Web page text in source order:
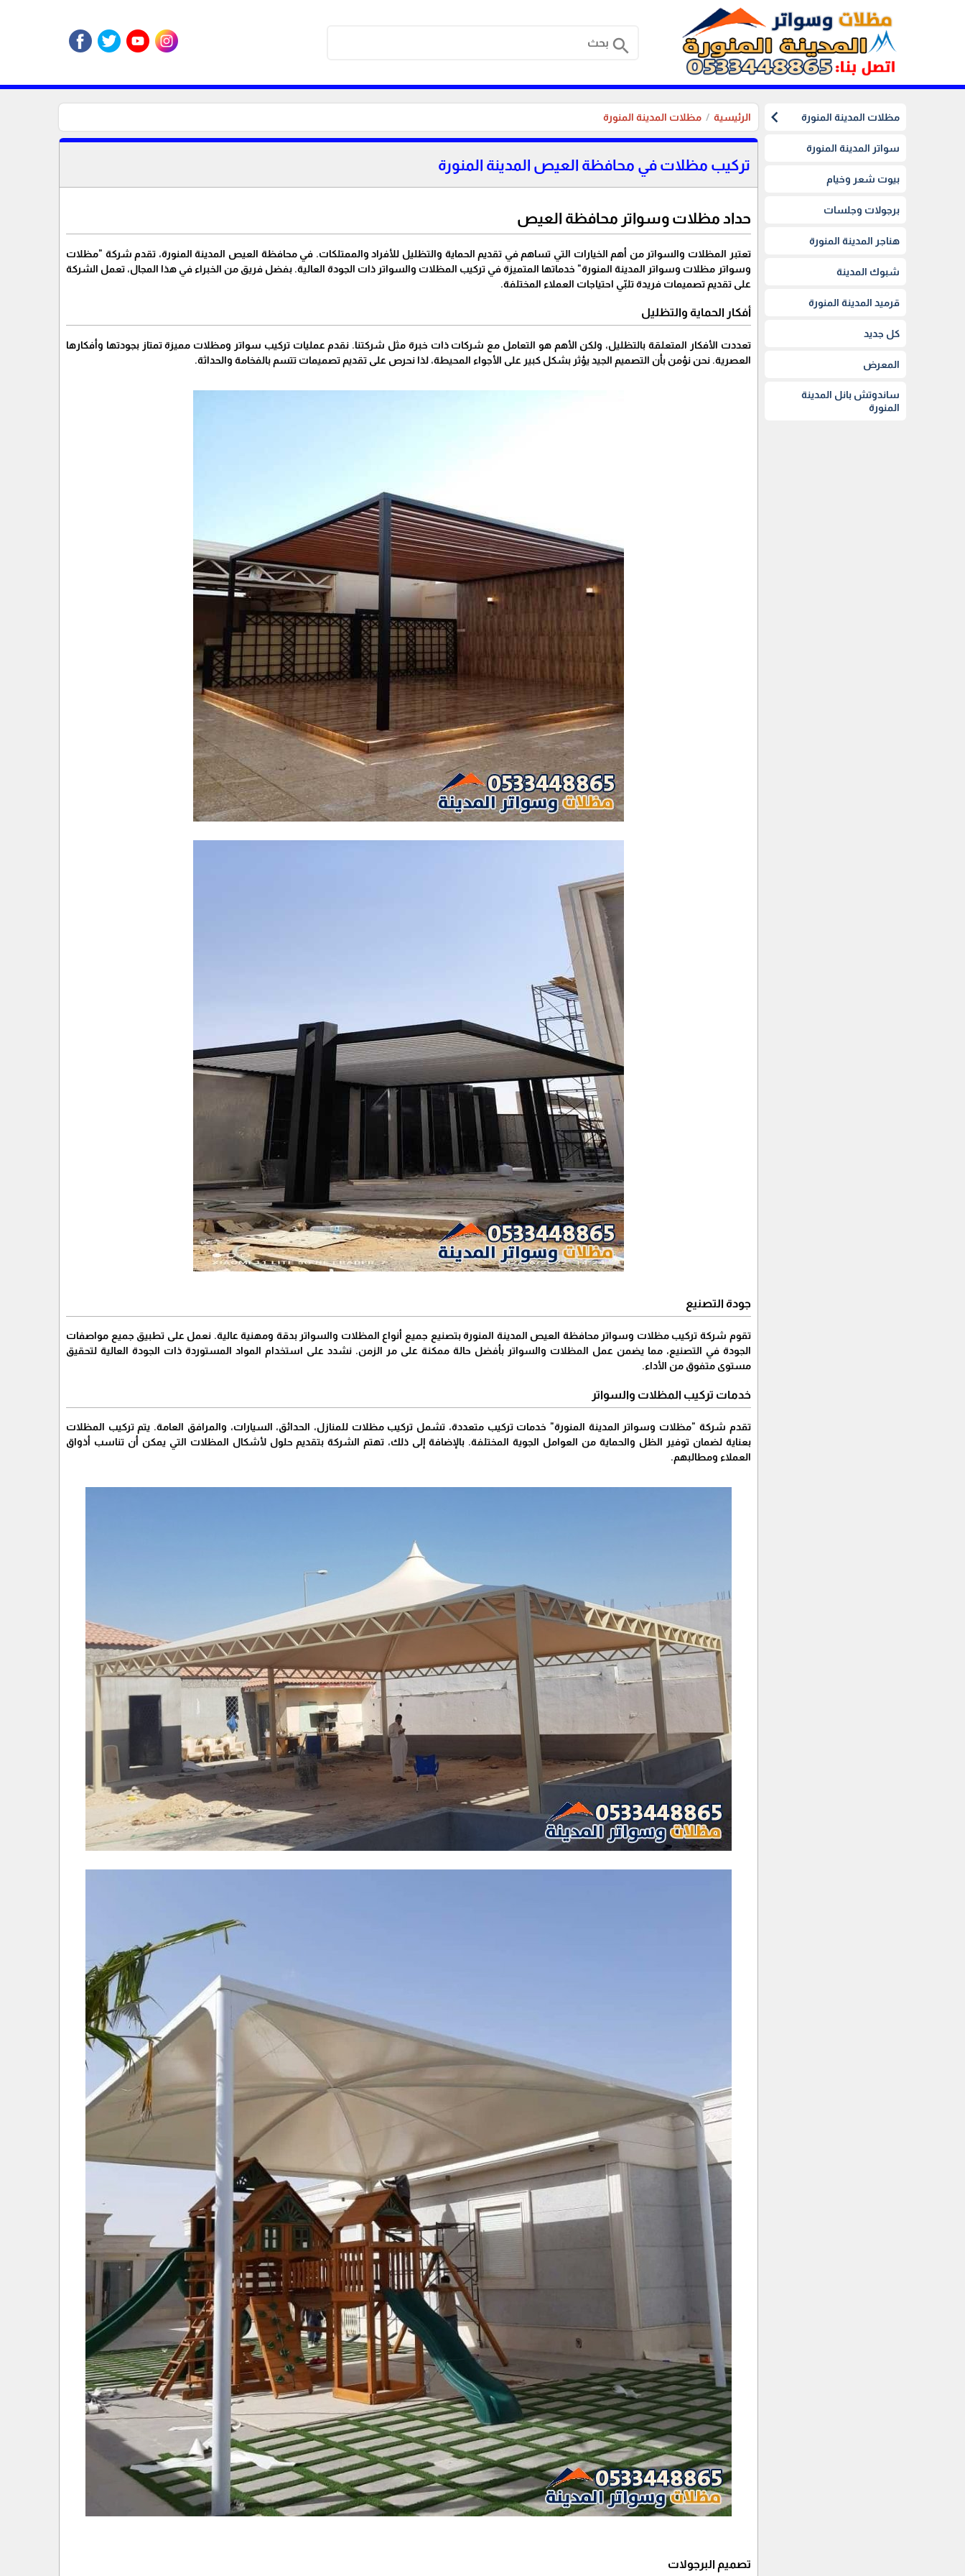
search
مظلات المدينة المنورة chevron_left
سواتر المدينة المنورة
بيوت شعر وخيام
برجولات وجلسات
هناجر المدينة المنورة
شبوك المدينة
قرميد المدينة المنورة
كل جديد
المعرض
ساندوتش بانل المدينة
المنورة
الرئيسية مظلات المدينة المنورة
تركيب مظلات في محافظة العيص المدينة المنورة
حداد مظلات وسواتر محافظة العيص
تعتبر المظلات والسواتر من أهم الخيارات التي تساهم في تقديم الحماية والتظليل للأفراد والممتلكات. في محافظة العيص المدينة المنورة، تقدم شركة "مظلات
وسواتر مظلات وسواتر المدينة المنورة" خدماتها المتميزة في تركيب المظلات والسواتر ذات الجودة العالية. بفضل فريق من الخبراء في هذا المجال، تعمل الشركة
على تقديم تصميمات فريدة تلبّي احتياجات العملاء المختلفة.
أفكار الحماية والتظليل
تعددت الأفكار المتعلقة بالتظليل، ولكن الأهم هو التعامل مع شركات ذات خبرة مثل شركتنا. نقدم عمليات تركيب سواتر ومظلات مميزة تمتاز بجودتها وأفكارها
العصرية. نحن نؤمن بأن التصميم الجيد يؤثر بشكل كبير على الأجواء المحيطة، لذا نحرص على تقديم تصميمات تتسم بالفخامة والحداثة.
جودة التصنيع
تقوم شركة تركيب مظلات وسواتر محافظة العيص المدينة المنورة بتصنيع جميع أنواع المظلات والسواتر بدقة ومهنية عالية. نعمل على تطبيق جميع مواصفات
الجودة في التصنيع، مما يضمن عمل المظلات والسواتر بأفضل حالة ممكنة على مر الزمن. نشدد على استخدام المواد المستوردة ذات الجودة العالية لتحقيق
مستوى متفوق من الأداء.
خدمات تركيب المظلات والسواتر
تقدم شركة "مظلات وسواتر المدينة المنورة" خدمات تركيب متعددة، تشمل تركيب مظلات للمنازل، الحدائق، السيارات، والمرافق العامة. يتم تركيب المظلات
بعناية لضمان توفير الظل والحماية من العوامل الجوية المختلفة. بالإضافة إلى ذلك، تهتم الشركة بتقديم حلول لأشكال المظلات التي يمكن أن تناسب أذواق
العملاء ومطالبهم.
تصميم البرجولات